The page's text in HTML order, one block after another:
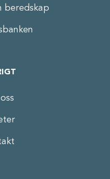
beredskap